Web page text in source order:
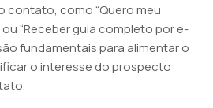
contato, como “Quero meu
“Receber guia completo por e-
fundamentais para alimentar o
o interesse do prospecto